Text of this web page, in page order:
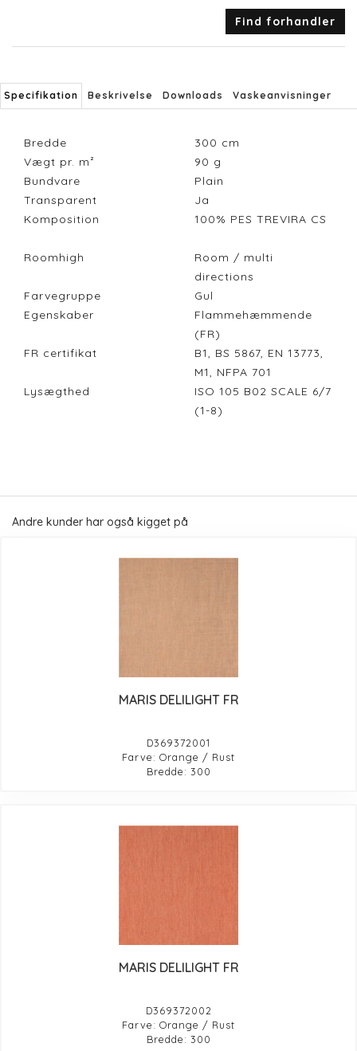
Find forhandler
Specifikation Beskrivelse Downloads Vaskeanvisninger
Bredde 300 cm
Vægt pr. m²
90 g
Bundvare
Plain
Transparent
Ja
Komposition
100% PES TREVIRA CS
Roomhigh
Room / multi
directions
Farvegruppe
Gul
Egenskaber
Flammehæmmende
(FR)
FR certifikat
B1, BS 5867, EN 13773,
M1, NFPA 701
Lysægthed
ISO 105 B02 SCALE 6/7
(1-8)
Andre kunder har også kigget på
MARIS DELILIGHT FR
D369372001
Farve: Orange / Rust
Bredde: 300
MARIS DELILIGHT FR
D369372002
Farve: Orange / Rust
Bredde: 300